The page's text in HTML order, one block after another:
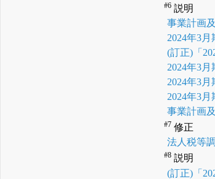
#6 説明
事業計画
2024年3
(訂正)「
2024年3
2024年3
2024年3
事業計画
#7 修正
法人税等
#8 説明
(訂正)「